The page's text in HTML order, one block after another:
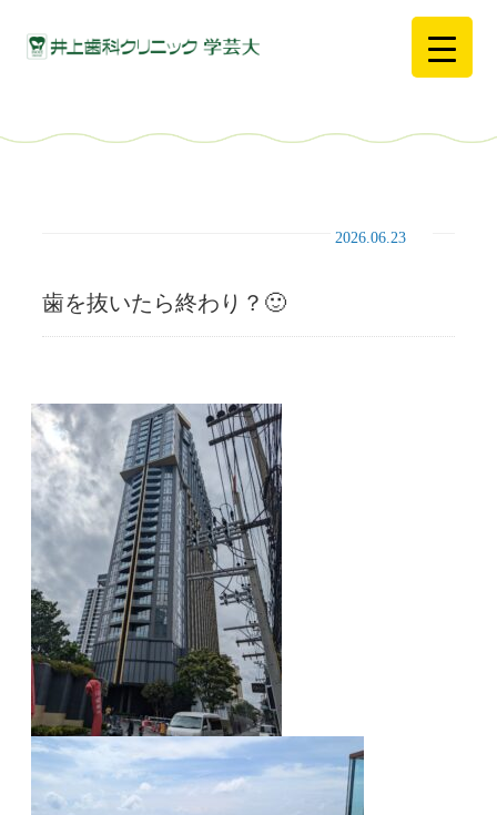
2026.06.23
歯を抜いたら終わり？🙂